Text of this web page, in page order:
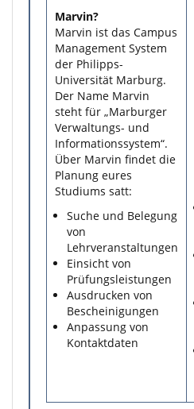
Marvin?
Marvin ist das Campus
Management System
der Philipps-
Universität Marburg.
Der Name Marvin
steht für „Marburger
Verwaltungs- und
Informationssystem“.
Über Marvin findet die
Planung eures
Studiums satt:
Suche und Belegung
von
Lehrveranstaltungen
Einsicht von
Prüfungsleistungen
Ausdrucken von
Bescheinigungen
Anpassung von
Kontaktdaten